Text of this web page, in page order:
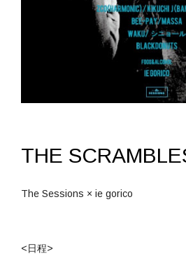
THE
The Sessions × ie gorico
<日程>